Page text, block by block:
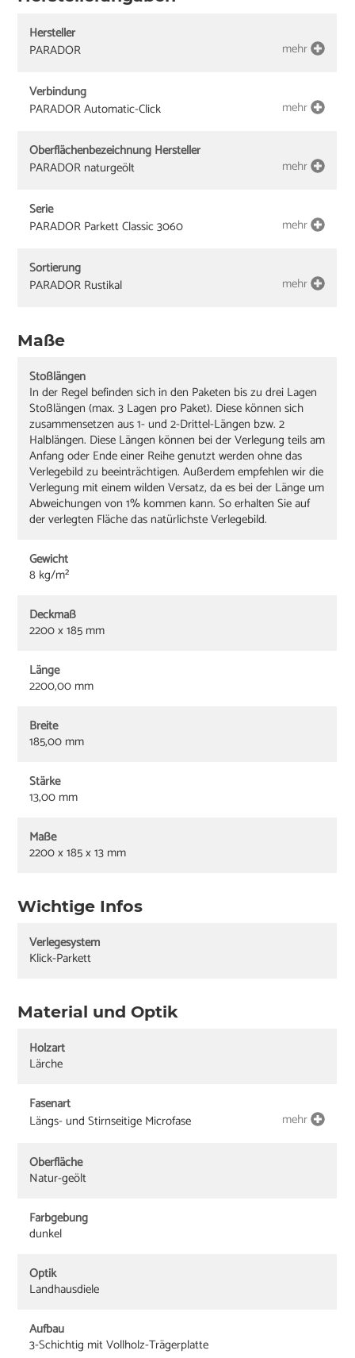
Hersteller
PARADOR
mehr
Verbindung
PARADOR Automatic-Click
mehr
Oberflächenbezeichnung Hersteller
PARADOR naturgeölt
mehr
Serie
PARADOR Parkett Classic 3060
mehr
Sortierung
PARADOR Rustikal
mehr
Maße
Stoßlängen
In der Regel befinden sich in den Paketen bis zu drei Lagen
Stoßlängen (max. 3 Lagen pro Paket). Diese können sich
zusammensetzen aus 1- und 2-Drittel-Längen bzw. 2
Halblängen. Diese Längen können bei der Verlegung teils am
Anfang oder Ende einer Reihe genutzt werden ohne das
Verlegebild zu beeinträchtigen. Außerdem empfehlen wir die
Verlegung mit einem wilden Versatz, da es bei der Länge um
Abweichungen von 1% kommen kann. So erhalten Sie auf
der verlegten Fläche das natürlichste Verlegebild.
Gewicht
8 kg/m²
Deckmaß
2200 x 185 mm
Länge
2200,00 mm
Breite
185,00 mm
Stärke
13,00 mm
Maße
2200 x 185 x 13 mm
Wichtige Infos
Verlegesystem
Klick-Parkett
Material und Optik
Holzart
Lärche
Fasenart
Längs- und Stirnseitige Microfase
mehr
Oberfläche
Natur-geölt
Farbgebung
dunkel
Optik
Landhausdiele
Aufbau
3-Schichtig mit Vollholz-Trägerplatte